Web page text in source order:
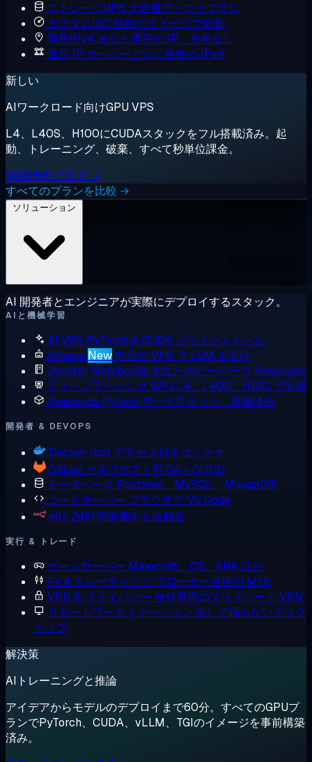
ストレージVPS 大容量ディスクプラン
カスタムISO 独自のイメージで起動
専用IPv4 あなた専用の IP、共有なし
追加 IP サーバーごとに複数の IPv4
新しい
AIワークロード向けGPU VPS
L4、L40S、H100にCUDAスタックをフル搭載済み。起
動、トレーニング、破棄、すべて秒単位課金。
1時間無料で試す →
すべてのプランを比較 →
AI 開発者とエンジニアが実際にデプロイするスタック。
AIと機械学習
AI VPS PyTorch & CUDA プリインストール
Ollama New 自分の VPS で LLM を実行
Jupyter Notebooks あなたのサーバーで Notebook
ディープラーニング GPU L4、L40S、H100 で学習
Anaconda Python データスタック、準備済み
開発者 & DEVOPS
Docker root アクセス付きコンテナ
GitLab セルフホスト型 Git + CI/CD
データベース Postgres、MySQL、MongoDB
コードサーバー ブラウザで VS Code
n8n 24時間稼働する自動化
実行 & トレード
ゲームサーバー Minecraft、CS、ARK ほか
FX & トレーディング ブローカー直近の MT5
VPN & プライバシー 自分専用のプライベート VPN
リモートワークステーション 決して眠らないデスク
トップ
解決策
AIトレーニングと推論
アイデアからモデルのデプロイまで60分。すべてのGPUプ
ランでPyTorch、CUDA、vLLM、TGIのイメージを事前構築
済み。